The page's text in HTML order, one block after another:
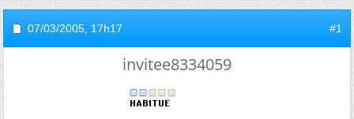
07/03/2005, 17h17 #1
invitee8334059